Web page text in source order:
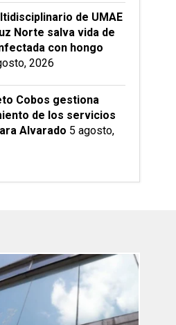
de UMAE
Norte salva vida de
con hongo
2026
Cobos gestiona
de los servicios
Alvarado 5 agosto,